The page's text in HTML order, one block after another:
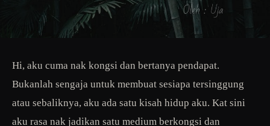
Hi, aku cuma nak kongsi dan bertanya pendapat.
Bukanlah sengaja untuk membuat sesiapa tersinggung
atau sebaliknya, aku ada satu kisah hidup aku. Kat sini
aku rasa nak jadikan satu medium berkongsi dan